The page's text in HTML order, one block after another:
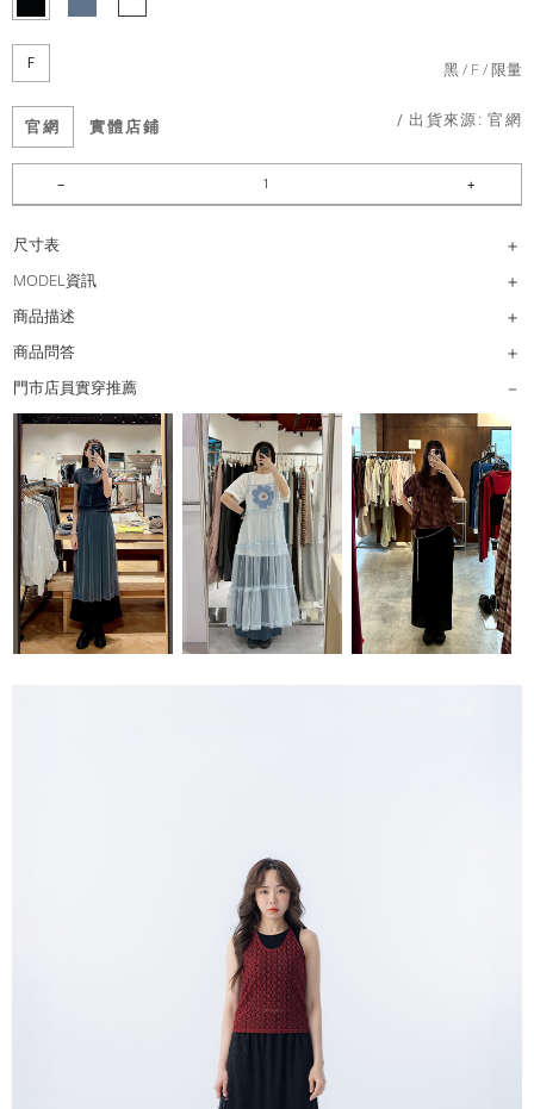
F 黑 F 限量
官網 實體店鋪 / 出貨來源:官網
尺寸表
MODEL資訊
商品描述
商品問答
門市店員實穿推薦